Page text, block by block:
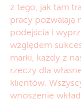
z tego, jak tam
pracy pozwalają
podejścia i
względem
marki, każdy z
rzeczy dla
klientów.
wnoszenie